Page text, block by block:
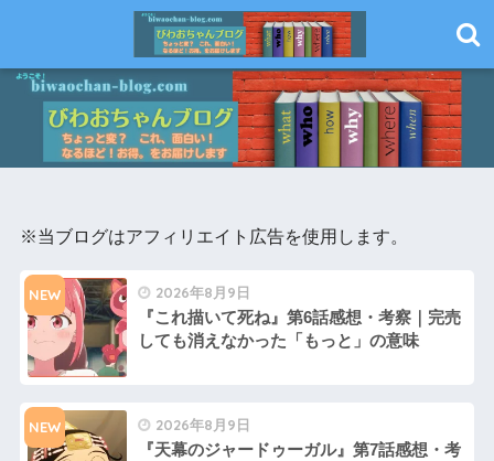
※当ブログはアフィリエイト広告を使用します。
2026年8月9日
『これ描いて死ね』第6話感想・考察｜完売
しても消えなかった「もっと」の意味
NEW
2026年8月9日
『天幕のジャードゥーガル』第7話感想・考
NEW